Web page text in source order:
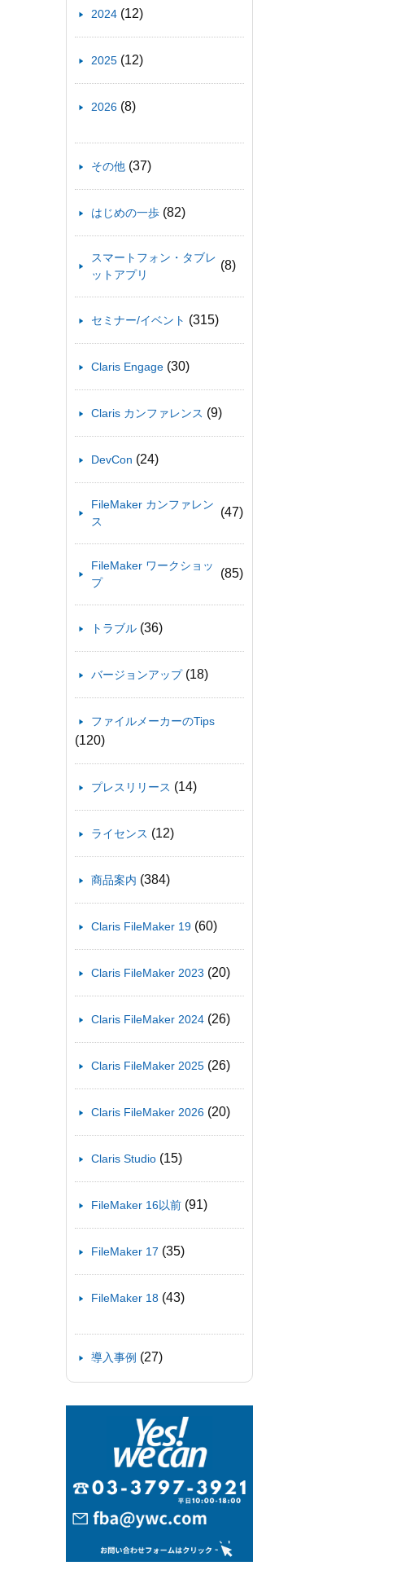
2024 (12)
2025 (12)
2026 (8)
その他 (37)
はじめの一歩 (82)
スマートフォン・タブレ
ットアプリ
(8)
セミナー/イベント (315)
Claris Engage (30)
Claris カンファレンス (9)
DevCon (24)
FileMaker カンファレン
ス
(47)
FileMaker ワークショッ
プ
(85)
トラブル (36)
バージョンアップ(18)
ファイルメーカーのTips
(120)
プレスリリース (14)
ライセンス (12)
商品案内 (384)
Claris FileMaker 19 (60)
Claris FileMaker 2023 (20)
Claris FileMaker 2024 (26)
Claris FileMaker 2025 (26)
Claris FileMaker 2026 (20)
Claris Studio (15)
FileMaker 16以前 (91)
FileMaker 17 (35)
FileMaker 18 (43)
導入事例 (27)